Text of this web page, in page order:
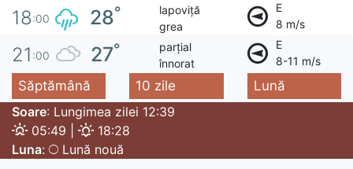
18:00 28°
lapoviță
grea
E
8 m/s
21 :00 27°
parțial
înnorat
E
8-11 m/s
Săptămână 10 zile
Lună
Soare: Lungimea zilei 12:39
05:49 |
18:28
Luna: Lună nouă